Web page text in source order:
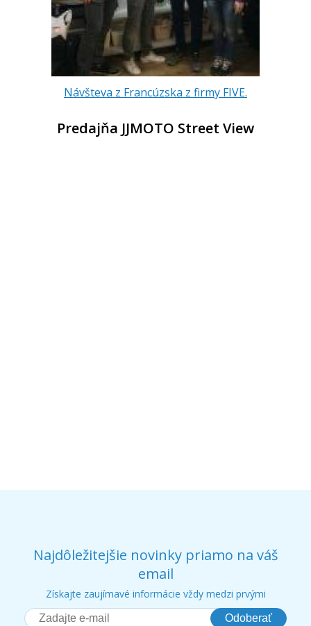
Návšteva z Francúzska z firmy FIVE.
Predajňa JJMOTO Street View
Najdôležitejšie novinky priamo na váš
email
Získajte zaujímavé informácie vždy medzi prvými
Odoberať